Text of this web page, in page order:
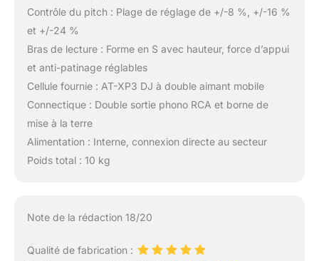
Contrôle du pitch : Plage de réglage de +/-8 %, +/-16 %
et +/-24 %
Bras de lecture : Forme en S avec hauteur, force d’appui
et anti-patinage réglables
Cellule fournie : AT-XP3 DJ à double aimant mobile
Connectique : Double sortie phono RCA et borne de
mise à la terre
Alimentation : Interne, connexion directe au secteur
Poids total : 10 kg
Note de la rédaction 18/20
Qualité de fabrication :